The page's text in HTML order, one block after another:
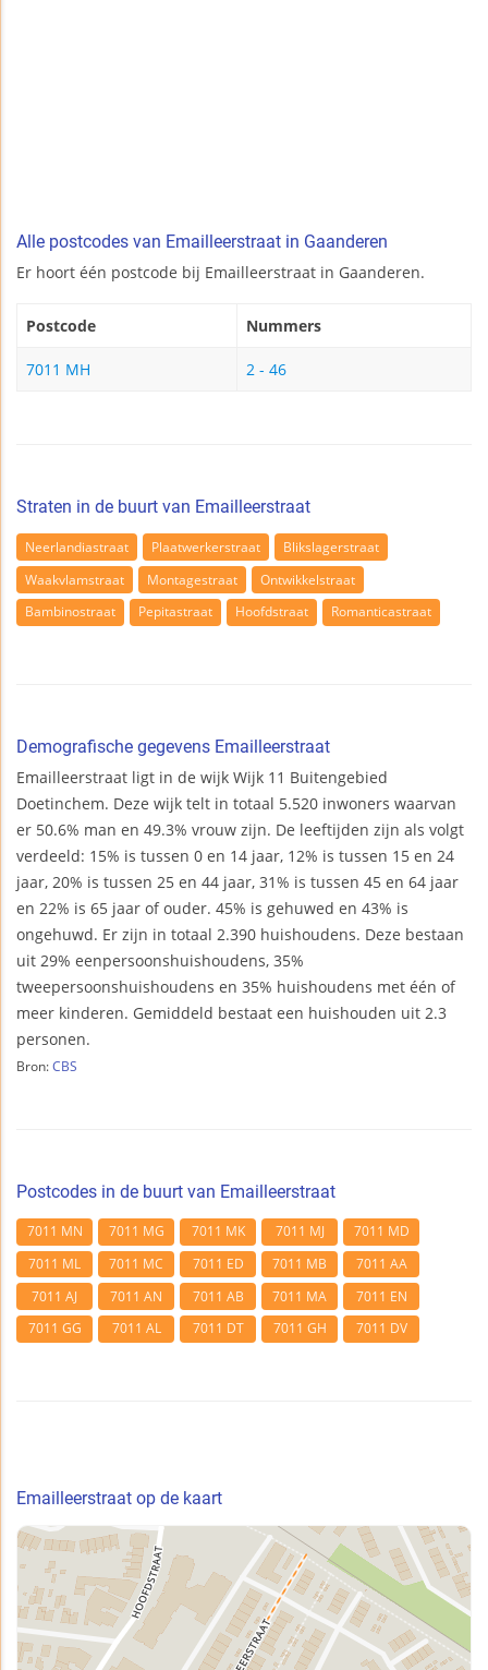
Alle postcodes van Emailleerstraat in Gaanderen
Er hoort één postcode bij Emailleerstraat in Gaanderen.
Postcode Nummers
7011 MH 2 - 46
Straten in de buurt van Emailleerstraat
Neerlandiastraat Plaatwerkerstraat
Blikslagerstraat
Waakvlamstraat
Montagestraat
Ontwikkelstraat
Bambinostraat
Pepitastraat Hoofdstraat Romanticastraat
Demografische gegevens Emailleerstraat
Emailleerstraat ligt in de wijk Wijk 11 Buitengebied
Doetinchem. Deze wijk telt in totaal 5.520 inwoners waarvan
er 50.6% man en 49.3% vrouw zijn. De leeftijden zijn als volgt
verdeeld: 15% is tussen 0 en 14 jaar, 12% is tussen 15 en 24
jaar, 20% is tussen 25 en 44 jaar, 31% is tussen 45 en 64 jaar
en 22% is 65 jaar of ouder. 45% is gehuwed en 43% is
ongehuwd. Er zijn in totaal 2.390 huishoudens. Deze bestaan
uit 29% eenpersoonshuishoudens, 35%
tweepersoonshuishoudens en 35% huishoudens met één of
meer kinderen. Gemiddeld bestaat een huishouden uit 2.3
personen.
Bron: CBS
Postcodes in de buurt van Emailleerstraat
7011 MN 7011 MG 7011 MK 7011 MJ
7011 MD
7011 ML
7011 MC 7011 ED 7011 MB
7011 AA
7011 AJ
7011 AN 7011 AB 7011 MA
7011 EN
7011 GG
7011 AL 7011 DT 7011 GH 7011 DV
Emailleerstraat op de kaart